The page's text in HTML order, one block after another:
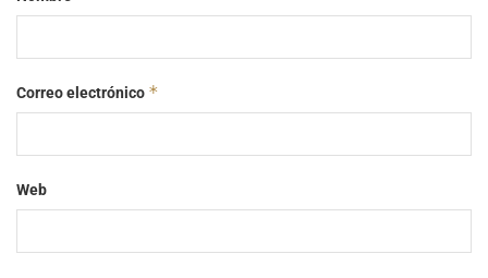
Correo electrónico *
Web